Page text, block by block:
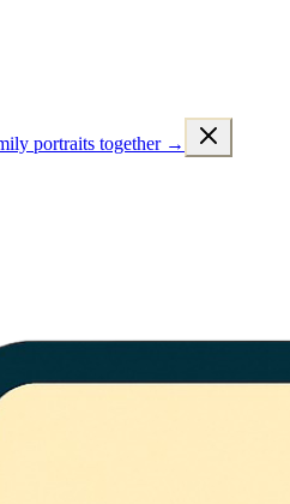
portraits together →